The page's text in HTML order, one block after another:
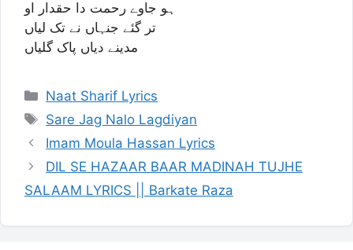
ہو جاوے رحمت دا حقدار او
تر گئے جنہاں نے تک لیاں
مدینے دیاں پاک گلیاں
Categories
Naat Sharif Lyrics
Tags
Sare Jag Nalo Lagdiyan
Imam Moula Hassan Lyrics
DIL SE HAZAAR BAAR MADINAH TUJHE
SALAAM LYRICS || Barkate Raza